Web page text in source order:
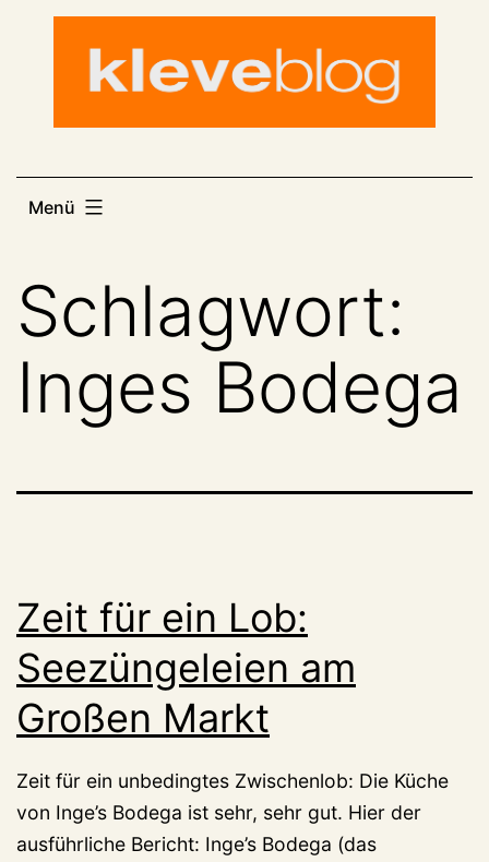
Menü
Schlagwort:
Inges Bodega
Zeit für ein Lob:
Seezüngeleien am
Großen Markt
Zeit für ein unbedingtes Zwischenlob: Die Küche
von Inge’s Bodega ist sehr, sehr gut. Hier der
ausführliche Bericht: Inge’s Bodega (das